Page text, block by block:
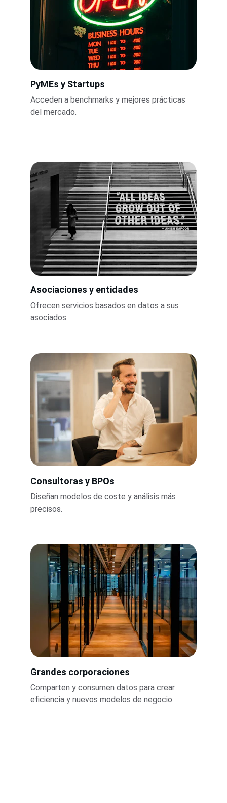
Acceden a benchmarks y mejores prácticas
del mercado.
PyMEs y Startups
Asociaciones y entidades
Ofrecen servicios basados en datos a sus
asociados.
Consultoras y BPOs
Diseñan modelos de coste y análisis más
precisos.
Comparten y consumen datos para crear
eficiencia y nuevos modelos de negocio.
Grandes corporaciones